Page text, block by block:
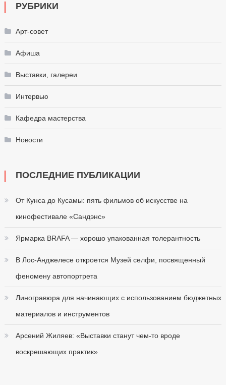
РУБРИКИ
Арт-совет
Афиша
Выставки, галереи
Интервью
Кафедра мастерства
Новости
ПОСЛЕДНИЕ ПУБЛИКАЦИИ
От Кунса до Кусамы: пять фильмов об искусстве на
кинофестивале «Сандэнс»
Ярмарка BRAFA — хорошо упакованная толерантность
В Лос-Анджелесе откроется Музей селфи, посвященный
феномену автопортрета
Линогравюра для начинающих с использованием бюджетных
материалов и инструментов
Арсений Жиляев: «Выставки станут чем-то вроде
воскрешающих практик»